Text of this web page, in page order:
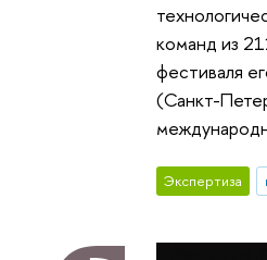
команд из
фестиваля
(Санкт-
Экспертиза